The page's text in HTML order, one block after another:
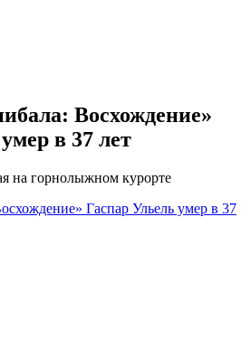
Восхождение»
в 37 лет
на горнолыжном курорте
Гаспар Ульель умер в 37